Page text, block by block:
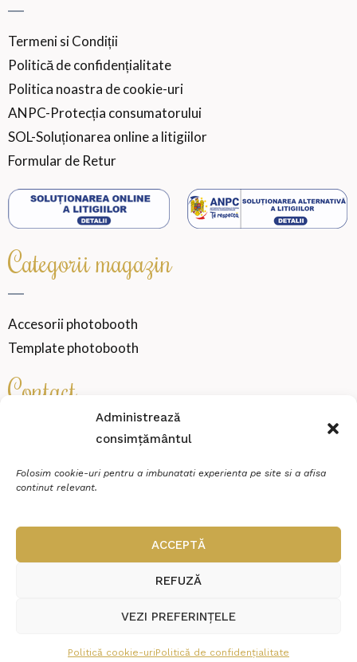
Administrează
consimțământul
Folosim cookie-uri pentru a imbunatati experienta pe site si a afisa
continut relevant.
ACCEPTĂ
REFUZĂ
VEZI PREFERINȚELE
Politică cookie-uriPolitică de confidențialitate
Termeni si Condiții
Politică de confidențialitate
Politica noastra de cookie-uri
ANPC-Protecția consumatorului
SOL-Soluționarea online a litigiilor
Formular de Retur
Categorii magazin
Accesorii photobooth
Template photobooth
Contact
SENSATION WEDDING VIBE SRL
Cod fiscal46000360
contact@sensationmoments.ro
WAcademy.ro